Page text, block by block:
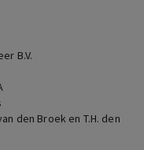
B.V.
den Broek en T.H. den